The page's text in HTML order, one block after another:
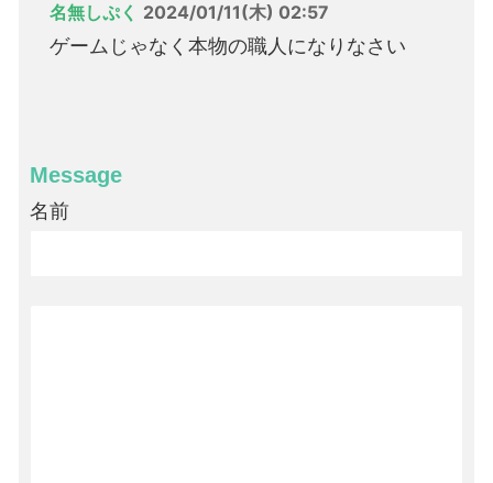
名無しぷく 2024/01/11(木) 02:57
ゲームじゃなく本物の職人になりなさい
Message
名前